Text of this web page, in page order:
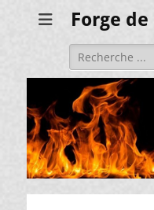
Forge
Rechercher :